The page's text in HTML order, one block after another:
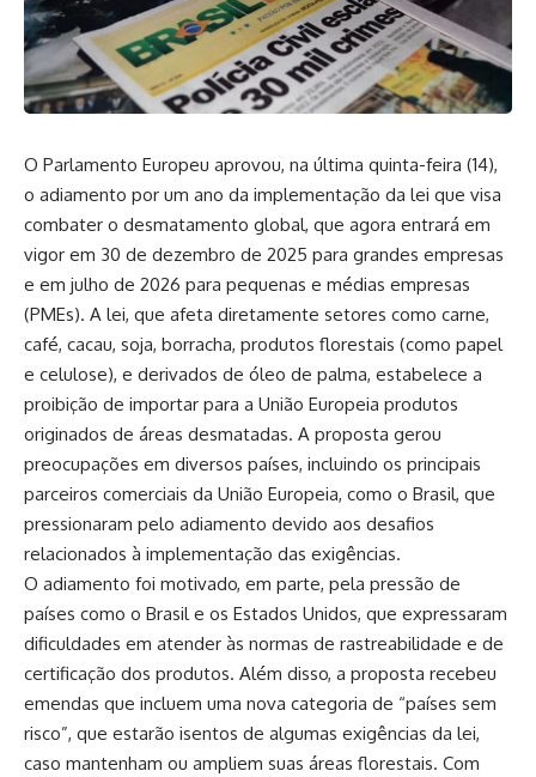
O Parlamento Europeu aprovou, na última quinta-feira (14),
o adiamento por um ano da implementação da lei que visa
combater o desmatamento global, que agora entrará em
vigor em 30 de dezembro de 2025 para grandes empresas
e em julho de 2026 para pequenas e médias empresas
(PMEs). A lei, que afeta diretamente setores como carne,
café, cacau, soja, borracha, produtos florestais (como papel
e celulose), e derivados de óleo de palma, estabelece a
proibição de importar para a União Europeia produtos
originados de áreas desmatadas. A proposta gerou
preocupações em diversos países, incluindo os principais
parceiros comerciais da União Europeia, como o Brasil, que
pressionaram pelo adiamento devido aos desafios
relacionados à implementação das exigências.
O adiamento foi motivado, em parte, pela pressão de
países como o Brasil e os Estados Unidos, que expressaram
dificuldades em atender às normas de rastreabilidade e de
certificação dos produtos. Além disso, a proposta recebeu
emendas que incluem uma nova categoria de “países sem
risco”, que estarão isentos de algumas exigências da lei,
caso mantenham ou ampliem suas áreas florestais. Com